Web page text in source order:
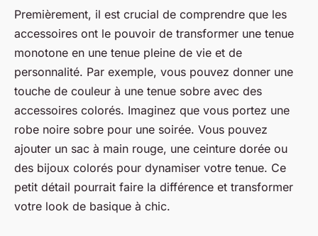
Premièrement, il est crucial de comprendre que les
accessoires ont le pouvoir de transformer une tenue
monotone en une tenue pleine de vie et de
personnalité. Par exemple, vous pouvez donner une
touche de couleur à une tenue sobre avec des
accessoires colorés. Imaginez que vous portez une
robe noire sobre pour une soirée. Vous pouvez
ajouter un sac à main rouge, une ceinture dorée ou
des bijoux colorés pour dynamiser votre tenue. Ce
petit détail pourrait faire la différence et transformer
votre look de basique à chic.